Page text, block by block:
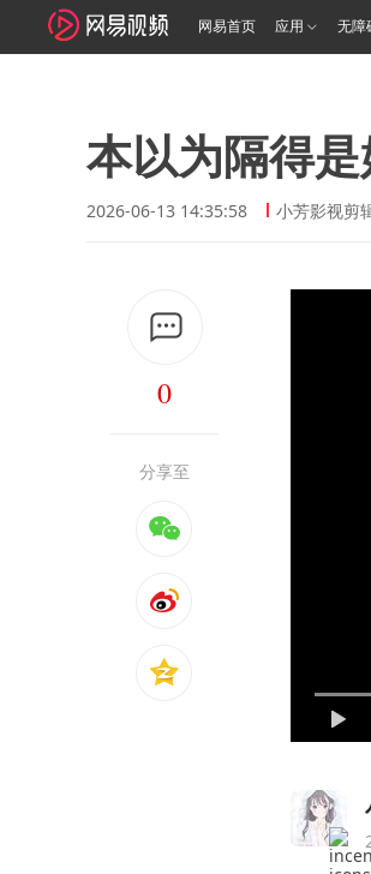
网易首页 应用 无障
本以为隔得
2026-06-13 14:35:58 小芳影视剪
0
分享至